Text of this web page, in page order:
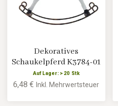
Dekoratives
Schaukelpferd K3784-01
Auf Lager: > 20 Stk
6,48 €Inkl. Mehrwertsteuer